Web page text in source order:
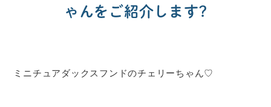
ゃんをご紹介します?
ミニチュアダックスフンドのチェリーちゃん♡